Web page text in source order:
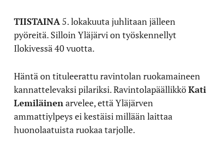
TIISTAINA5. lokakuuta juhlitaan jälleen
pyöreitä. Silloin Yläjärvi on työskennellyt
Ilokivessä 40 vuotta.
Häntä on tituleerattu ravintolan ruokamaineen
kannattelevaksi pilariksi. RavintolapäällikköKati
Lemiläinenarvelee, että Yläjärven
ammattiylpeys ei kestäisi millään laittaa
huonolaatuista ruokaa tarjolle.